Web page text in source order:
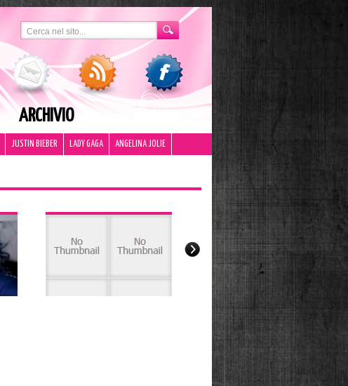
ARCHIVIO
JUSTIN BIEBER LADY GAGA ANGELINA JOLIE